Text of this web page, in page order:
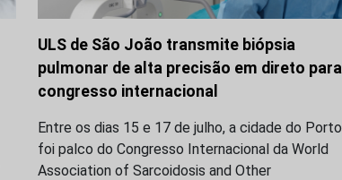
ULS de São João transmite biópsia
pulmonar de alta precisão em direto para
congresso internacional
Entre os dias 15 e 17 de julho, a cidade do Porto
foi palco do Congresso Internacional da World
Association of Sarcoidosis and Other